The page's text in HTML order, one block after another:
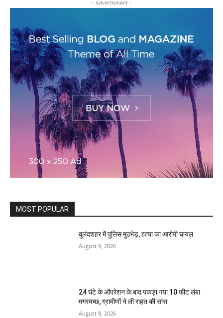
- Advertisment -
MOST POPULAR
बुलंदशहर में पुलिस मुठभेड़, हत्या का आरोपी घायल
August 9, 2026
24 घंटे के ऑपरेशन के बाद पकड़ा गया 10 फीट लंबा
मगरमच्छ, ग्रामीणों ने ली राहत की सांस
August 8, 2026